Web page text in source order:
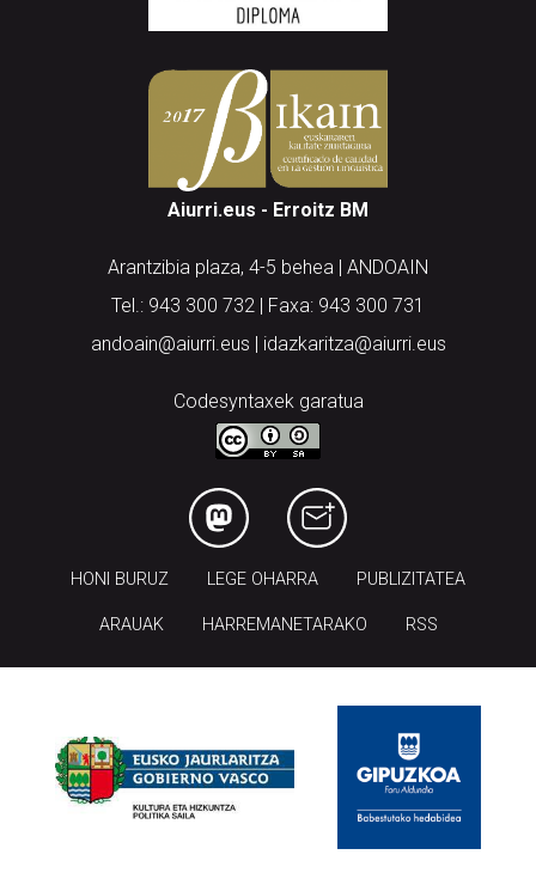
Aiurri.eus - Erroitz BM
Arantzibia plaza, 4-5 behea | ANDOAIN
Tel.: 943 300 732 | Faxa: 943 300 731
andoain@aiurri.eus | idazkaritza@aiurri.eus
Codesyntaxek garatua
HONI BURUZ LEGE OHARRA PUBLIZITATEA
ARAUAK HARREMANETARAKO RSS